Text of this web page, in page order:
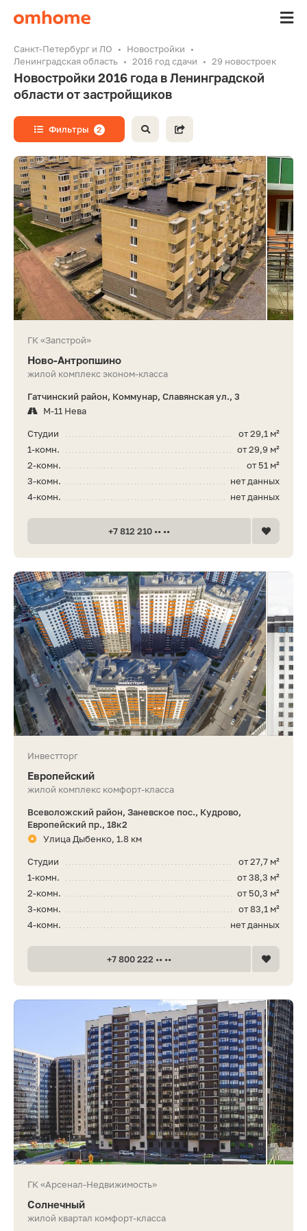
Санкт-Петербург и ЛО
Новостройки
Ленинградская область
2016 год сдачи 29 новостроек
Новостройки 2016 года в Ленинградской
области от застройщиков
Фильтры 2
ГК «Запстрой»
Ново-Антропшино
жилой комплекс эконом-класса
Гатчинский район, Коммунар, Славянская ул., 3
М-11 Нева
от 29,1 м²
Студии
от 29,9 м²
1-комн.
от 51 м²
2-комн.
нет данных
3-комн.
нет данных
4-комн.
+7 812 210 •• ••
Инвестторг
Европейский
жилой комплекс комфорт-класса
Всеволожский район, Заневское пос., Кудрово,
Европейский пр., 18к2
Улица Дыбенко, 1.8 км
от 27,7 м²
Студии
от 38,3 м²
1-комн.
от 50,3 м²
2-комн.
от 83,1 м²
3-комн.
нет данных
4-комн.
+7 800 222 •• ••
ГК «Арсенал-Недвижимость»
Солнечный
жилой квартал комфорт-класса